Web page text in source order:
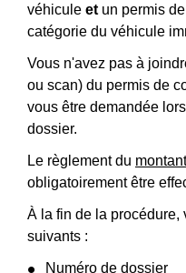
véhicule et un permis
catégorie du véhicule
Vous n'avez pas à
ou scan) du permis de
vous être demandée
dossier.
Le règlement du
obligatoirement être
À la fin de la procédure,
suivants :
Numéro de dossier